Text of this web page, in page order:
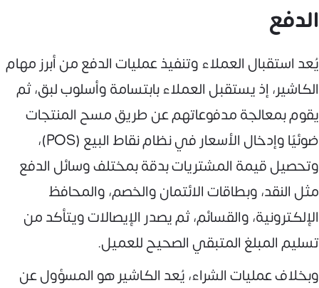
الدفع
يُعد استقبال العملاء وتنفيذ عمليات الدفع من أبرز مهام
الكاشير، إذ يستقبل العملاء بابتسامة وأسلوب لبق، ثم
يقوم بمعالجة مدفوعاتهم عن طريق مسح المنتجات
ضوئيًا وإدخال الأسعار في نظام نقاط البيع (POS)،
وتحصيل قيمة المشتريات بدقة بمختلف وسائل الدفع
مثل النقد، وبطاقات الائتمان والخصم، والمحافظ
الإلكترونية، والقسائم، ثم يصدر الإيصالات ويتأكد من
تسليم المبلغ المتبقي الصحيح للعميل.
وبخلاف عمليات الشراء، يُعد الكاشير هو المسؤول عن